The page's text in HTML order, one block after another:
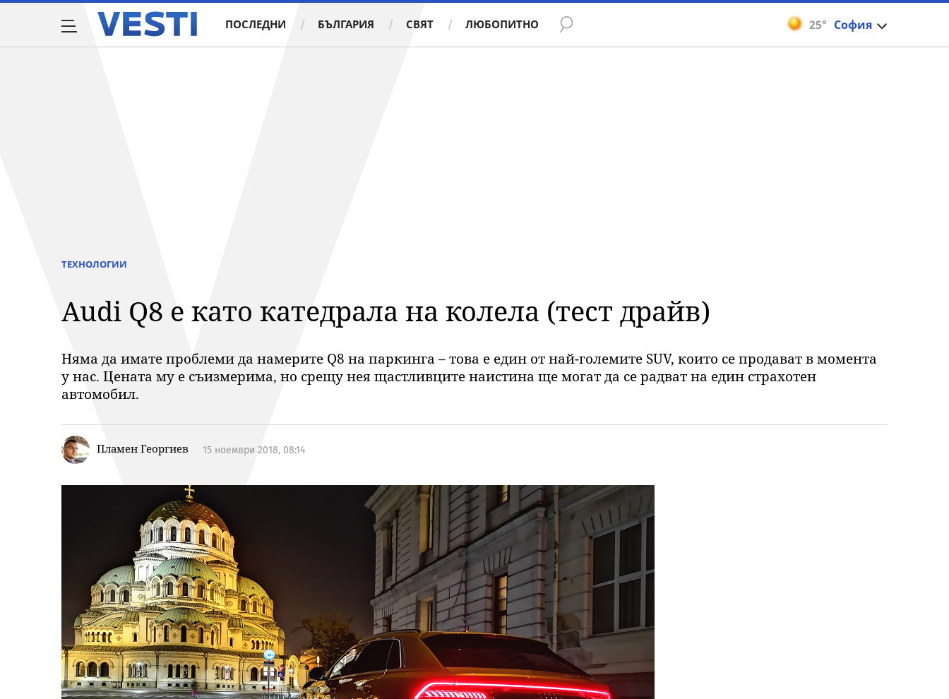
25° София
ПОСЛЕДНИ БЪЛГАРИЯ СВЯТ ЛЮБОПИТНО
ТЕХНОЛОГИИ
Audi Q8 е като катедрала на колела (тест драйв)
Няма да имате проблеми да намерите Q8 на паркинга – това е един от най-големите SUV, които се продават в момента
у нас. Цената му е съизмерима, но срещу нея щастливците наистина ще могат да се радват на един страхотен
автомобил.
Пламен Георгиев 15 ноември 2018, 08:14